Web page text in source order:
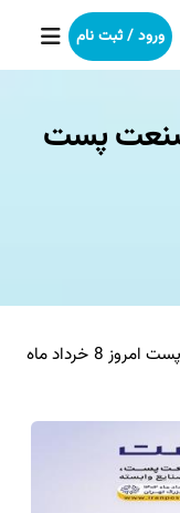
ورود / ثبت نام
صنعت پست
لینک بگیر دات کام: اولین نمایشگاه صنعت پست امروز 8 خرداد ماه